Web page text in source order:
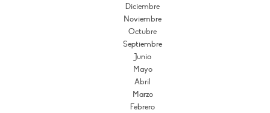
Diciembre
Noviembre
Octubre
Septiembre
Junio
Mayo
Abril
Marzo
Febrero